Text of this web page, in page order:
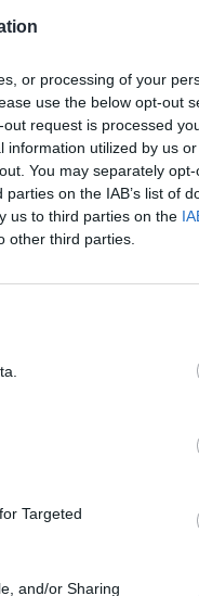
or processing of your
use the below opt-out
request is processed
utilized by us
You may separately
on the IAB’s list of
us to third parties on the
other third parties.
Targeted
and/or Sharing
εξελίξεων
με στόχο την
με την
θα
τον ετήσιο
είναι ο
δε την
της
διμερούς